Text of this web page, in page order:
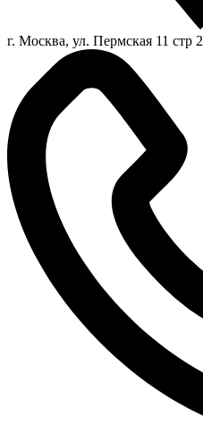
г. Москва, ул. Пермская 11 стр 2